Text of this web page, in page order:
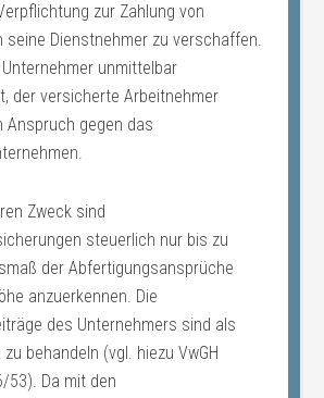
zur Zahlung von
seine Dienstnehmer zu verschaffen.
unmittelbar
der versicherte Arbeitnehmer
Anspruch gegen das
Zweck sind
steuerlich nur bis zu
der Abfertigungsansprüche
anzuerkennen. Die
des Unternehmers sind als
behandeln (vgl. hiezu VwGH
53). Da mit den